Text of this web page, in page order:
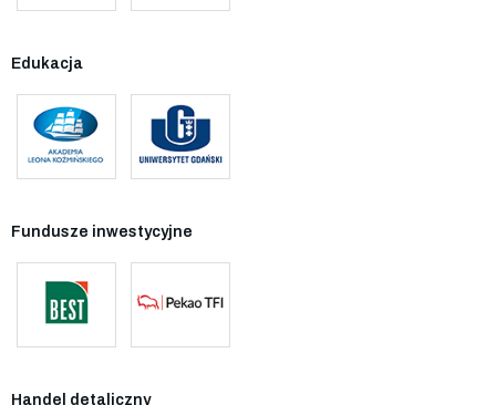
Edukacja
Fundusze inwestycyjne
Handel detaliczny